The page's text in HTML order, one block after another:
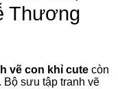
Thương
vẽ con khỉ cute còn
Bộ sưu tập tranh vẽ